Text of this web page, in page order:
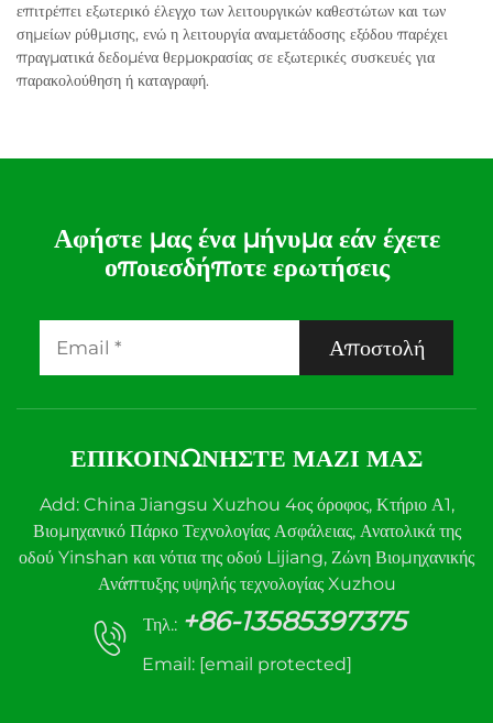
επιτρέπει εξωτερικό έλεγχο των λειτουργικών καθεστώτων και των
σημείων ρύθμισης, ενώ η λειτουργία αναμετάδοσης εξόδου παρέχει
πραγματικά δεδομένα θερμοκρασίας σε εξωτερικές συσκευές για
παρακολούθηση ή καταγραφή.
Αφήστε μας ένα μήνυμα εάν έχετε
οποιεσδήποτε ερωτήσεις
Αποστολή
ΕΠΙΚΟΙΝΩΝΉΣΤΕ ΜΑΖΊ ΜΑΣ
Add: China Jiangsu Xuzhou 4ος όροφος, Κτήριο Α1,
Βιομηχανικό Πάρκο Τεχνολογίας Ασφάλειας, Ανατολικά της
οδού Yinshan και νότια της οδού Lijiang, Ζώνη Βιομηχανικής
Ανάπτυξης υψηλής τεχνολογίας Xuzhou
Τηλ.: +86-13585397375
Email: [email protected]